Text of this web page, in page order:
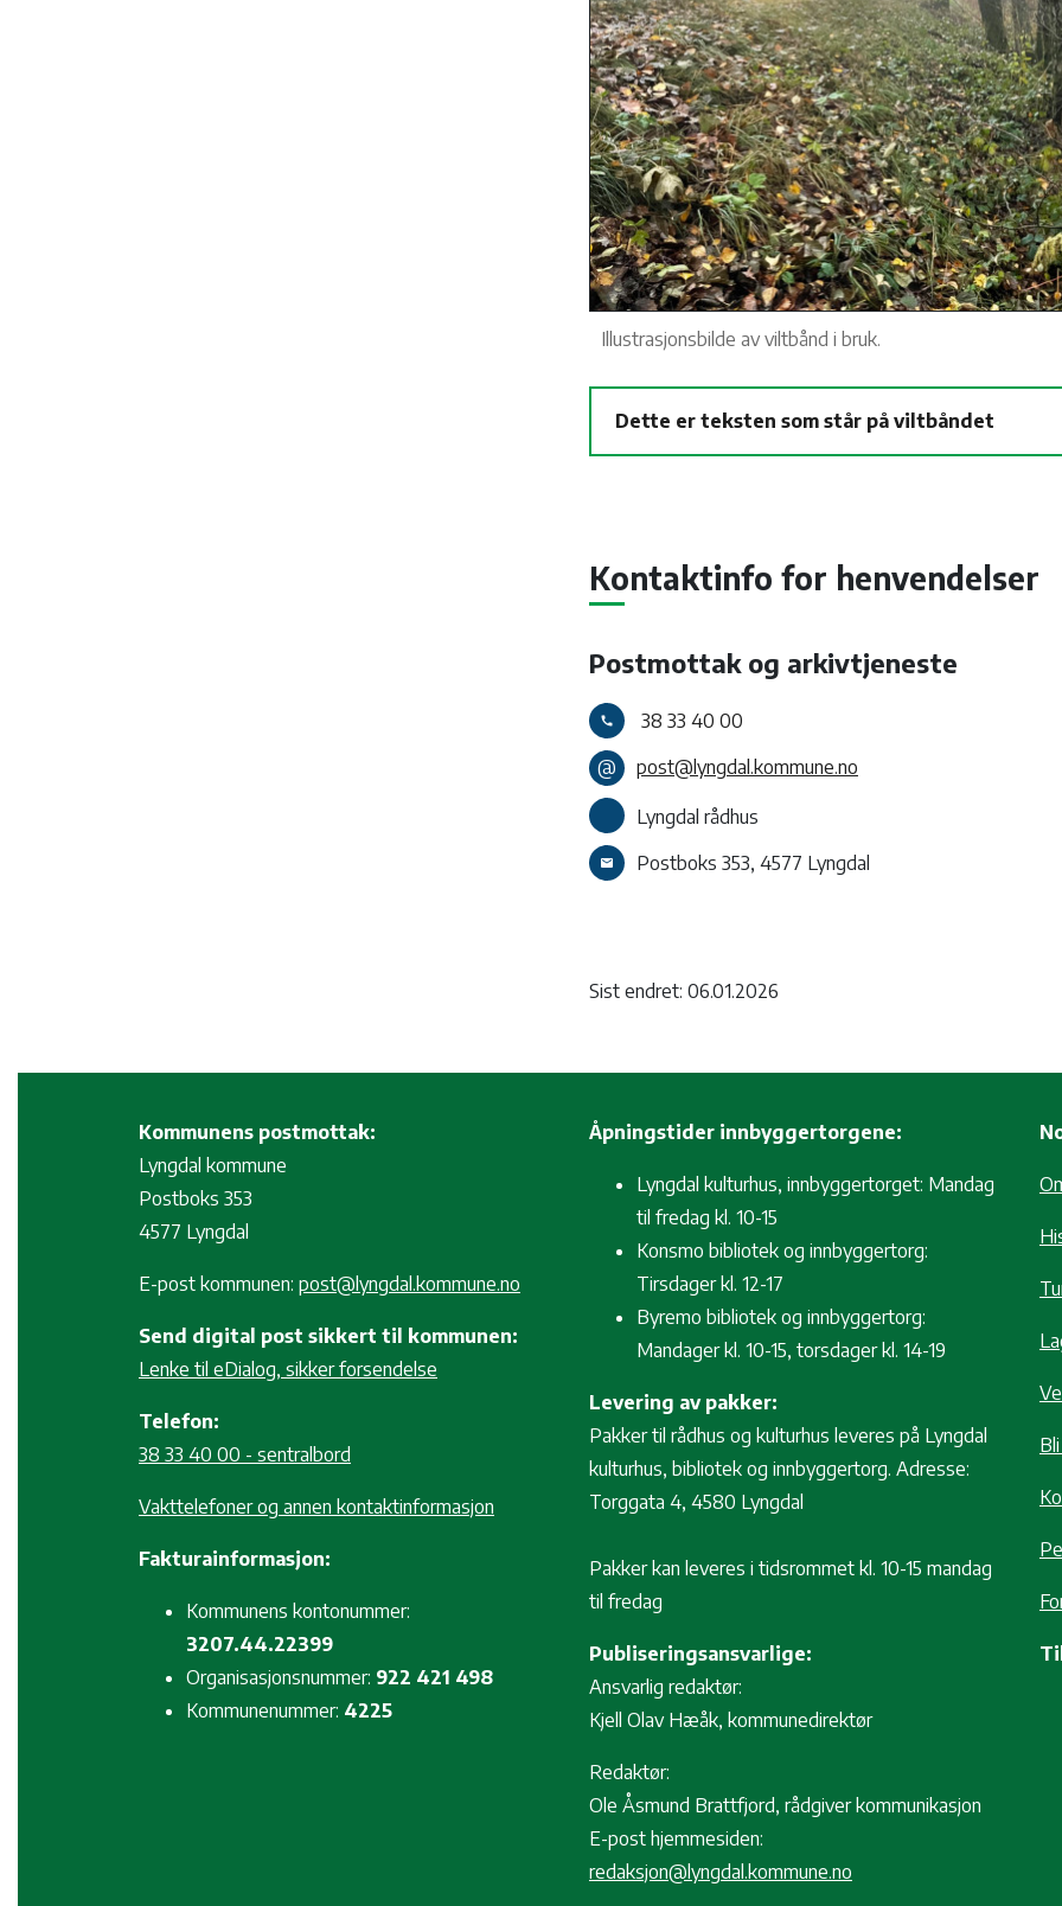
Illustrasjonsbilde av viltbånd i bruk.
Dette er teksten som står på viltbåndet
Kontaktinfo for henvendelser
Postmottak og arkivtjeneste
call
38 33 40 00
@
post@lyngdal.kommune.no
Lyngdal rådhus
email Postboks 353, 4577 Lyngdal
Sist endret: 06.01.2026
Kommunens postmottak:
Lyngdal kommune
Postboks 353
4577 Lyngdal
E-post kommunen: post@lyngdal.kommune.no
Send digital post sikkert til kommunen:
Lenke til eDialog, sikker forsendelse
Telefon:
38 33 40 00 - sentralbord
Vakttelefoner og annen kontaktinformasjon
Fakturainformasjon:
Kommunens kontonummer:
3207.44.22399
Organisasjonsnummer: 922 421 498
Kommunenummer: 4225
Åpningstider innbyggertorgene:
Lyngdal kulturhus, innbyggertorget: Mandag
til fredag kl. 10-15
Konsmo bibliotek og innbyggertorg:
Tirsdager kl. 12-17
Byremo bibliotek og innbyggertorg:
Mandager kl. 10-15, torsdager kl. 14-19
Levering av pakker:
Pakker til rådhus og kulturhus leveres på Lyngdal
kulturhus, bibliotek og innbyggertorg. Adresse:
Torggata 4, 4580 Lyngdal
Pakker kan leveres i tidsrommet kl. 10-15 mandag
til fredag
Publiseringsansvarlige:
Ansvarlig redaktør:
Kjell Olav Hæåk, kommunedirektør
Redaktør:
Ole Åsmund Brattfjord, rådgiver kommunikasjon
E-post hjemmesiden:
redaksjon@lyngdal.kommune.no